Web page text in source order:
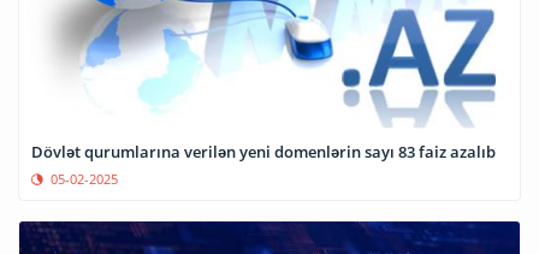
Dövlət qurumlarına verilən yeni domenlərin sayı 83 faiz azalıb
05-02-2025